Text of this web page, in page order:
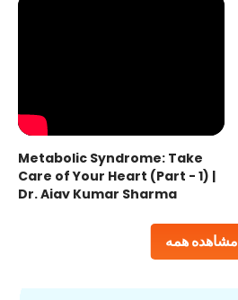
مشاهده همه
Metabolic Syndrome: Take
Care of Your Heart (Part - 1) |
Dr. Ajay Kumar Sharma